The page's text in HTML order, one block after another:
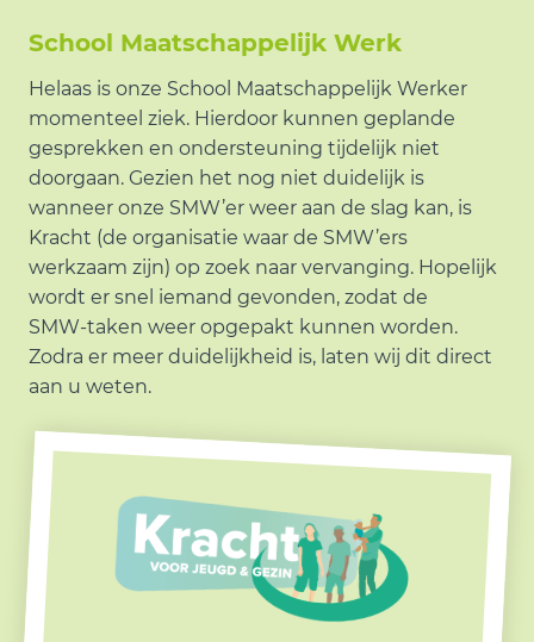
School Maatschappelijk Werk
Helaas is onze School Maatschappelijk Werker
momenteel ziek. Hierdoor kunnen geplande
gesprekken en ondersteuning tijdelijk niet
doorgaan. Gezien het nog niet duidelijk is
wanneer onze SMW’er weer aan de slag kan, is
Kracht (de organisatie waar de SMW’ers
werkzaam zijn) op zoek naar vervanging. Hopelijk
wordt er snel iemand gevonden, zodat de
SMW‑taken weer opgepakt kunnen worden.
Zodra er meer duidelijkheid is, laten wij dit direct
aan u weten.